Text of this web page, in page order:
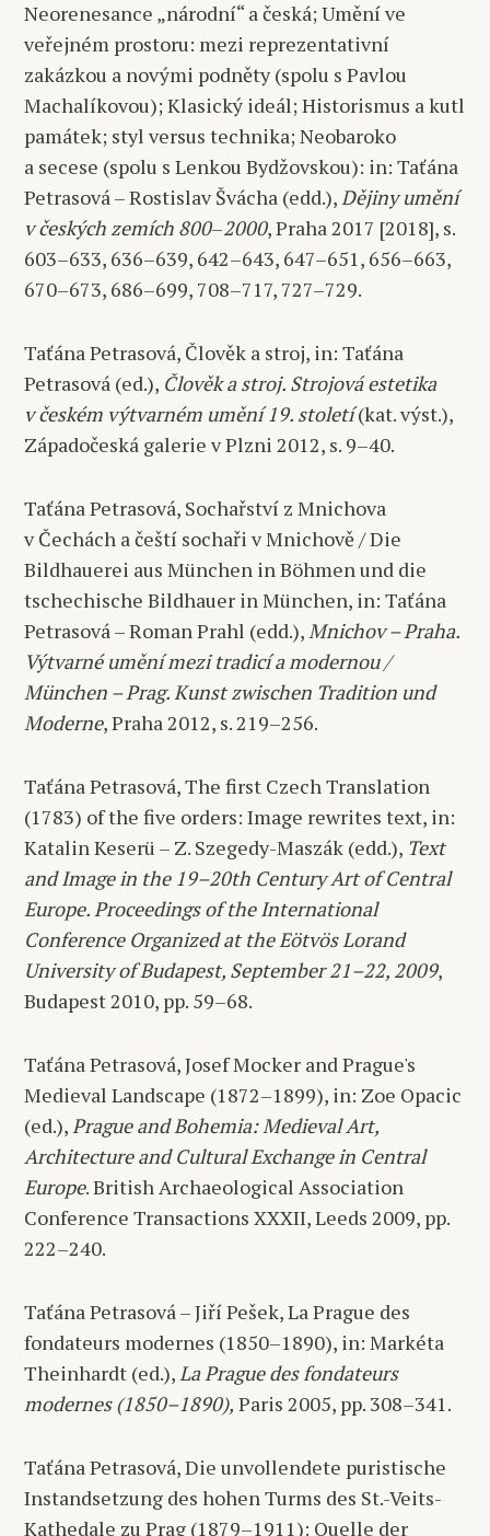
Neorenesance „národní“ a česká; Umění ve
veřejném prostoru: mezi reprezentativní
zakázkou a novými podněty (spolu s Pavlou
Machalíkovou); Klasický ideál; Historismus a kutl
památek; styl versus technika; Neobaroko
a secese (spolu s Lenkou Bydžovskou): in: Taťána
Petrasová – Rostislav Švácha (edd.),Dějiny umění
v českých zemích 800–2000, Praha 2017 [2018], s.
603–633, 636–639, 642–643, 647–651, 656–663,
670–673, 686–699, 708–717, 727–729.
Taťána Petrasová, Člověk a stroj, in: Taťána
Petrasová (ed.), Člověk a stroj. Strojová estetika
v českém výtvarném umění 19. století(kat. výst.),
Západočeská galerie v Plzni 2012, s. 9–40.
Taťána Petrasová, Sochařství z Mnichova
v Čechách a čeští sochaři v Mnichově / Die
Bildhauerei aus München in Böhmen und die
tschechische Bildhauer in München, in: Taťána
Petrasová – Roman Prahl (edd.),Mnichov – Praha.
Výtvarné umění mezi tradicí a modernou /
München – Prag. Kunst zwischen Tradition und
Moderne, Praha 2012, s. 219–256.
Taťána Petrasová, The first Czech Translation
(1783) of the five orders: Image rewrites text, in:
Katalin Keserü – Z. Szegedy-Maszák (edd.), Text
and Image in the 19–20th Century Art of Central
Europe. Proceedings of the International
Conference Organized at the Eötvös Lorand
University of Budapest, September 21–22, 2009,
Budapest 2010, pp. 59–68.
Taťána Petrasová, Josef Mocker and Prague's
Medieval Landscape (1872–1899), in: Zoe Opacic
(ed.),Prague and Bohemia: Medieval Art,
Architecture and Cultural Exchange in Central
Europe. British Archaeological Association
Conference Transactions XXXII, Leeds 2009, pp.
222–240.
Taťána Petrasová – Jiří Pešek, La Prague des
fondateurs modernes (1850–1890), in: Markéta
Theinhardt (ed.),La Prague des fondateurs
modernes (1850–1890), Paris 2005, pp. 308–341.
Taťána Petrasová, Die unvollendete puristische
Instandsetzung des hohen Turms des St.-Veits-
Kathedale zu Prag (1879–1911): Quelle der